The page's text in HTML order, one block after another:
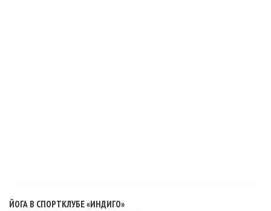
ЙОГА В СПОРТКЛУБЕ «ИНДИГО»